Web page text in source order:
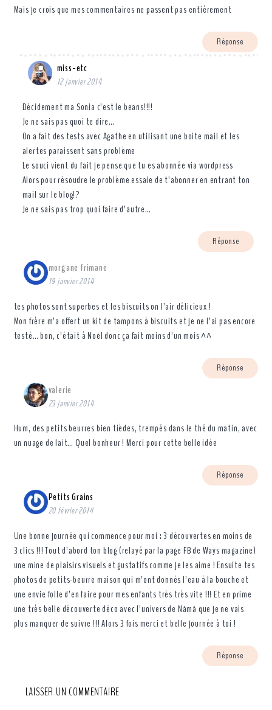
Mais je crois que mes commentaires ne passent pas entièrement
Réponse
miss-etc
12 janvier 2014
Décidement ma Sonia c’est le beans!!!!
Je ne sais pas quoi te dire…
On a fait des tests avec Agathe en utilisant une boite mail et les
alertes paraissent sans problème
Le souci vient du fait je pense que tu es abonnée via wordpress
Alors pour résoudre le problème essaie de t’abonner en entrant ton
mail sur le blog!?
Je ne sais pas trop quoi faire d’autre…
Réponse
morgane frimane
19 janvier 2014
tes photos sont superbes et les biscuits on l’air délicieux !
Mon frère m’a offert un kit de tampons à biscuits et je ne l’ai pas encore
testé… bon, c’était à Noël donc ça fait moins d’un mois ^^
Réponse
valerie
23 janvier 2014
Hum, des petits beurres bien tièdes, trempés dans le thé du matin, avec
un nuage de lait… Quel bonheur ! Merci pour cette belle idée
Réponse
Petits Grains
20 février 2014
Une bonne journée qui commence pour moi : 3 découvertes en moins de
3 clics !!! Tout d’abord ton blog (relayé par la page FB de Ways magazine)
une mine de plaisirs visuels et gustatifs comme je les aime ! Ensuite tes
photos de petits-beurre maison qui m’ont donnés l’eau à la bouche et
une envie folle d’en faire pour mes enfants très très vite !!! Et en prime
une très belle découverte déco avec l’univers de Nämä que je ne vais
plus manquer de suivre !!! Alors 3 fois merci et belle journée à toi !
Réponse
LAISSER UN COMMENTAIRE